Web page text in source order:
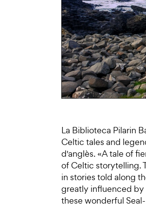
La Biblioteca Pilarin
Celtic tales and
d'anglès. «A tale of
of Celtic storytelling.
in stories told along
greatly influenced by
these wonderful